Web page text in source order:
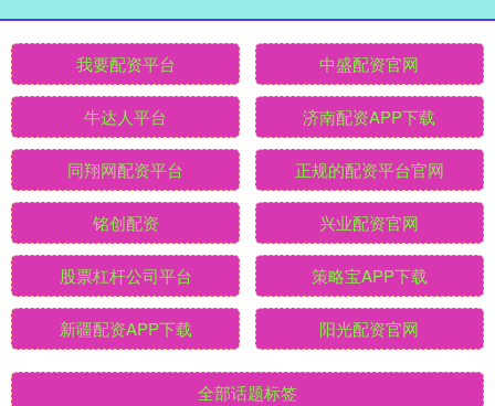
我要配资平台 中盛配资官网
牛达人平台 济南配资APP下载
同翔网配资平台 正规的配资平台官网
铭创配资 兴业配资官网
股票杠杆公司平台 策略宝APP下载
新疆配资APP下载 阳光配资官网
全部话题标签